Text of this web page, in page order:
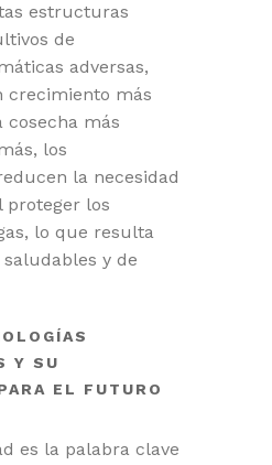
estructuras
de
adversas,
crecimiento más
más
los
la necesidad
proteger los
lo que resulta
y de
Y SU
EL FUTURO
es la palabra clave